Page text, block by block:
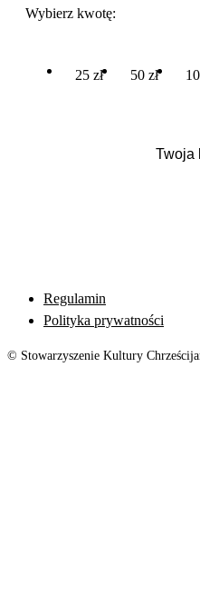
Wybierz kwotę:
25 zł 50 zł
Regulamin
Polityka prywatności
© Stowarzyszenie Kultury